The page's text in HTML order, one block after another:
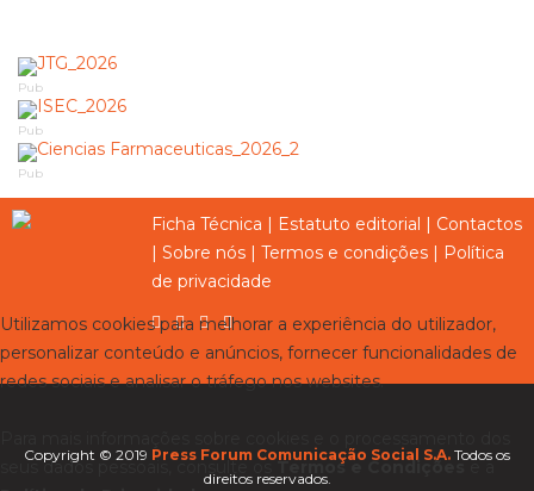
Pub
Pub
Pub
Ficha Técnica | Estatuto editorial | Contactos
| Sobre nós | Termos e condições | Política
de privacidade
Copyright © 2019 Press Forum Comunicação Social S.A. Todos os
direitos reservados.
Utilizamos cookies para melhorar a experiência do utilizador,
personalizar conteúdo e anúncios, fornecer funcionalidades de
redes sociais e analisar o tráfego nos websites.
seus dados pessoais, consulte osTermos e Condiçõese a